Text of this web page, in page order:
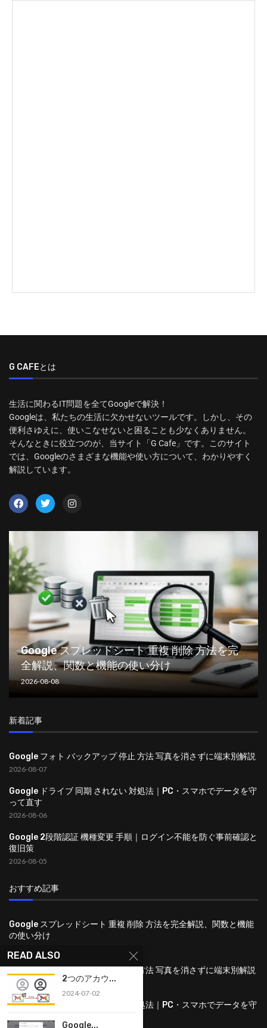
G CAFEとは
生活に関わるIT問題を全てGoogleで解決！
Googleは、私たちの生活に欠かせないツールです。しかし、その
便利さゆえに、使いこなせないと困ることも少なくありません。
そんなときに役立つのが、当サイト「G Cafe」です。このサイト
では、Googleのさまざまな機能や使い方について、わかりやすく
解説しています。
Google スプレッドシート 重複 削除 方法を完
全解説、関数と機能の使い分け
2026-08-08
新着記事
Google フォト バックアップ 停止 方法 写真を消さずに端末別解説
2026-08-07
Google ドライブ 同期 されない 対処法｜PC・スマホでデータを守
って直す
2026-08-06
Google 2段階認証 機種変更 手順｜ログイン不能を防ぐ事前確認と
復旧策
2026-08-05
おすすめ記事
Google スプレッドシート 重複 削除 方法を完全解説、関数と機能
の使い分け
Google フォト バックアップ 停止 方法 写真を消さずに端末別解説
2026-08-07
Google ドライブ 同期 されない 対処法｜PC・スマホでデータを守
READ ALSO
2つのアカウ...
2024-07-02
Google...